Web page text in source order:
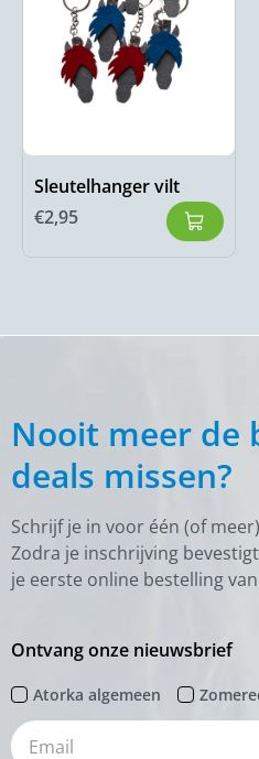
Sleutelhanger vilt
€2,95
Nooit meer de
deals missen?
Schrijf je in voor één (of
Zodra je inschrijving
je eerste online bestelling
Ontvang onze nieuwsbrief
Atorka algemeen